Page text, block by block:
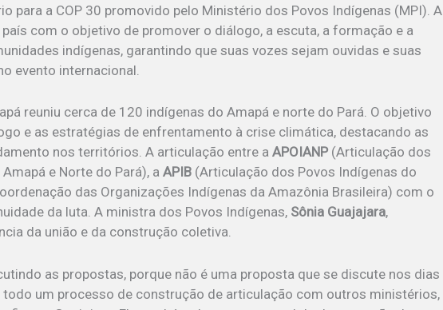
para a COP 30 promovido pelo Ministério dos Povos Indígenas (MPI). A
com o objetivo de promover o diálogo, a escuta, a formação e a
indígenas, garantindo que suas vozes sejam ouvidas e suas
evento internacional.
reuniu cerca de 120 indígenas do Amapá e norte do Pará. O objetivo
e as estratégias de enfrentamento à crise climática, destacando as
nos territórios. A articulação entre aAPOIANP (Articulação dos
e Norte do Pará), aAPIB (Articulação dos Povos Indígenas do
das Organizações Indígenas da Amazônia Brasileira) com o
da luta. A ministra dos Povos Indígenas, Sônia Guajajara,
da união e da construção coletiva.
as propostas, porque não é uma proposta que se discute nos dias
todo um processo de construção de articulação com outros ministérios,